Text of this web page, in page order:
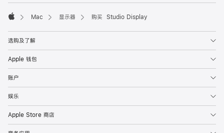
Mac 显示器 购买 Studio Display
选购及了解
Apple 钱包
账户
娱乐
Apple Store 商店